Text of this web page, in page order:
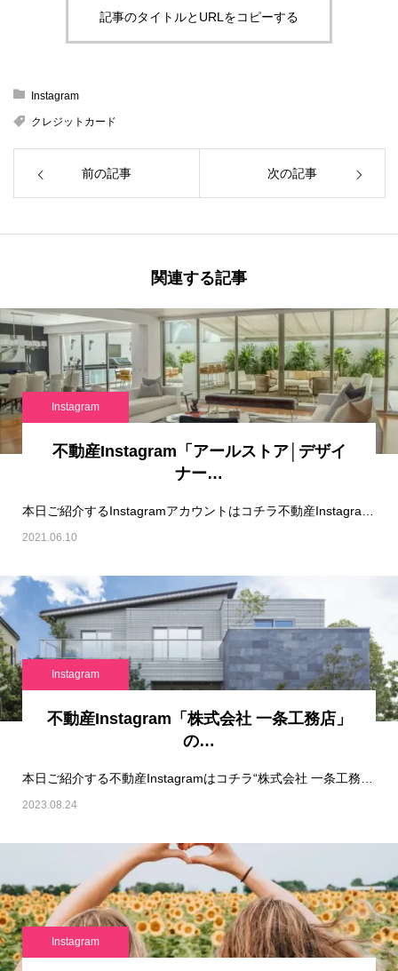
記事のタイトルとURLをコピーする
Instagram
クレジットカード
前の記事 次の記事
関連する記事
Instagram
不動産Instagram「アールストア│デザイ
ナー…
2021.06.10
Instagram
不動産Instagram「株式会社 一条工務店」
の…
2023.08.24
Instagram